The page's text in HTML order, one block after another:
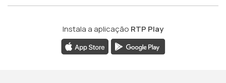
Instala a aplicação RTP Play